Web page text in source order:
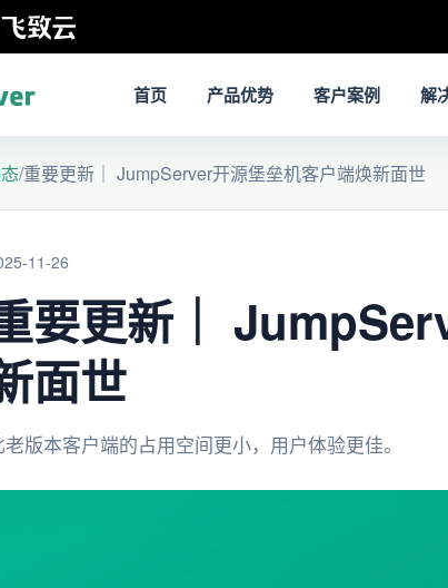
首页 产品优势 客户案例 解
/重要更新｜ JumpServer开源堡垒机客户端焕新面世
11-26
要更新｜
面世
老版本客户端的占用空间更小，用户体验更佳。